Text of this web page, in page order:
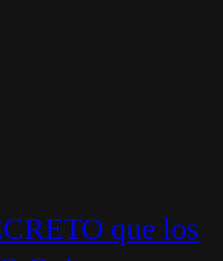
que los